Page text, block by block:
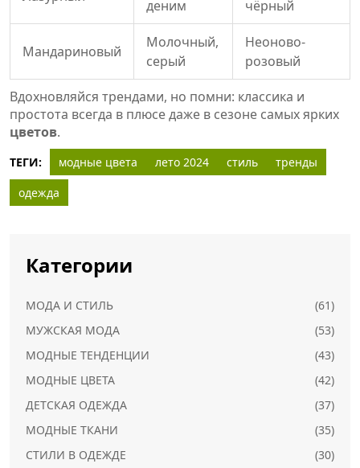
деним
чёрный
Мандариновый
Молочный,
серый
Неоново-
розовый
Вдохновляйся трендами, но помни: классика и
простота всегда в плюсе даже в сезоне самых ярких
цветов.
ТЕГИ: модные цвета лето 2024 стиль
тренды
одежда
Категории
МОДА И СТИЛЬ
(61)
МУЖСКАЯ МОДА
(53)
МОДНЫЕ ТЕНДЕНЦИИ
(43)
МОДНЫЕ ЦВЕТА
(42)
ДЕТСКАЯ ОДЕЖДА
(37)
МОДНЫЕ ТКАНИ
(35)
СТИЛИ В ОДЕЖДЕ
(30)